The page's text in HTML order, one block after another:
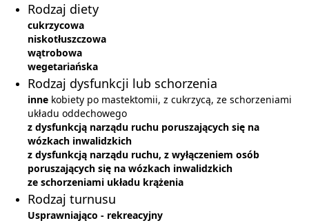
Rodzaj diety
cukrzycowa
niskotłuszczowa
wątrobowa
wegetariańska
Rodzaj dysfunkcji lub schorzenia
inne kobiety po mastektomii, z cukrzycą, ze schorzeniami
układu oddechowego
z dysfunkcją narządu ruchu poruszających się na
wózkach inwalidzkich
z dysfunkcją narządu ruchu, z wyłączeniem osób
poruszających się na wózkach inwalidzkich
ze schorzeniami układu krążenia
Rodzaj turnusu
Usprawniająco - rekreacyjny